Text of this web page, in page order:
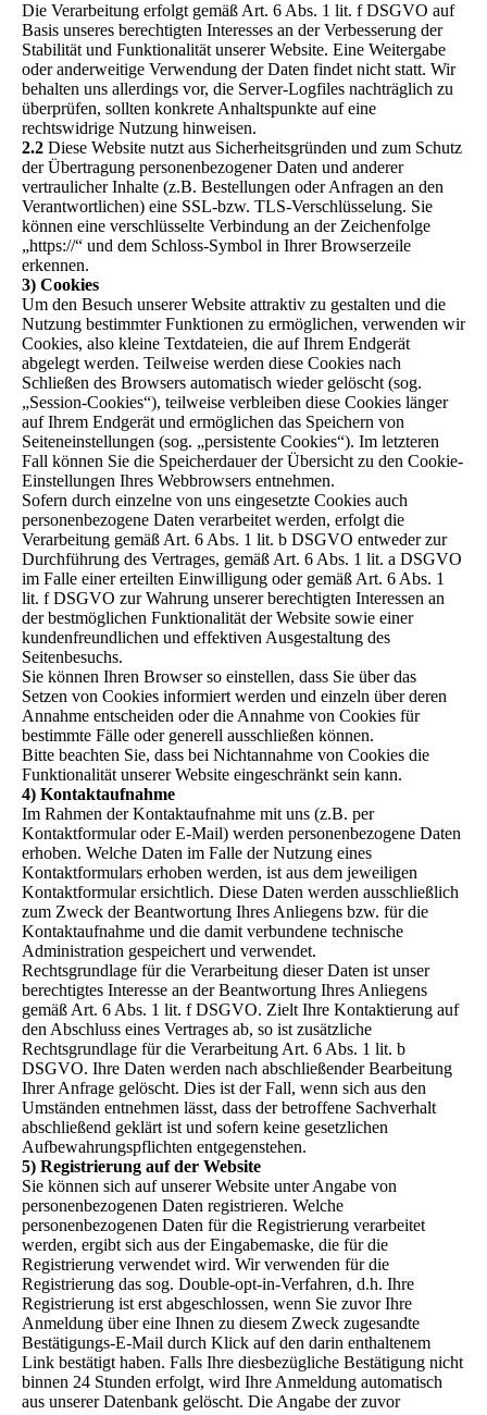
Die Verarbeitung erfolgt gemäß Art. 6 Abs. 1 lit. f DSGVO auf
Basis unseres berechtigten Interesses an der Verbesserung der
Stabilität und Funktionalität unserer Website. Eine Weitergabe
oder anderweitige Verwendung der Daten findet nicht statt. Wir
behalten uns allerdings vor, die Server-Logfiles nachträglich zu
überprüfen, sollten konkrete Anhaltspunkte auf eine
rechtswidrige Nutzung hinweisen.
2.2 Diese Website nutzt aus Sicherheitsgründen und zum Schutz
der Übertragung personenbezogener Daten und anderer
vertraulicher Inhalte (z.B. Bestellungen oder Anfragen an den
Verantwortlichen) eine SSL-bzw. TLS-Verschlüsselung. Sie
können eine verschlüsselte Verbindung an der Zeichenfolge
„https://“ und dem Schloss-Symbol in Ihrer Browserzeile
erkennen.
3) Cookies
Um den Besuch unserer Website attraktiv zu gestalten und die
Nutzung bestimmter Funktionen zu ermöglichen, verwenden wir
Cookies, also kleine Textdateien, die auf Ihrem Endgerät
abgelegt werden. Teilweise werden diese Cookies nach
Schließen des Browsers automatisch wieder gelöscht (sog.
„Session-Cookies“), teilweise verbleiben diese Cookies länger
auf Ihrem Endgerät und ermöglichen das Speichern von
Seiteneinstellungen (sog. „persistente Cookies“). Im letzteren
Fall können Sie die Speicherdauer der Übersicht zu den Cookie-
Einstellungen Ihres Webbrowsers entnehmen.
Sofern durch einzelne von uns eingesetzte Cookies auch
personenbezogene Daten verarbeitet werden, erfolgt die
Verarbeitung gemäß Art. 6 Abs. 1 lit. b DSGVO entweder zur
Durchführung des Vertrages, gemäß Art. 6 Abs. 1 lit. a DSGVO
im Falle einer erteilten Einwilligung oder gemäß Art. 6 Abs. 1
lit. f DSGVO zur Wahrung unserer berechtigten Interessen an
der bestmöglichen Funktionalität der Website sowie einer
kundenfreundlichen und effektiven Ausgestaltung des
Seitenbesuchs.
Sie können Ihren Browser so einstellen, dass Sie über das
Setzen von Cookies informiert werden und einzeln über deren
Annahme entscheiden oder die Annahme von Cookies für
bestimmte Fälle oder generell ausschließen können.
Bitte beachten Sie, dass bei Nichtannahme von Cookies die
Funktionalität unserer Website eingeschränkt sein kann.
4) Kontaktaufnahme
Im Rahmen der Kontaktaufnahme mit uns (z.B. per
Kontaktformular oder E-Mail) werden personenbezogene Daten
erhoben. Welche Daten im Falle der Nutzung eines
Kontaktformulars erhoben werden, ist aus dem jeweiligen
Kontaktformular ersichtlich. Diese Daten werden ausschließlich
zum Zweck der Beantwortung Ihres Anliegens bzw. für die
Kontaktaufnahme und die damit verbundene technische
Administration gespeichert und verwendet.
Rechtsgrundlage für die Verarbeitung dieser Daten ist unser
berechtigtes Interesse an der Beantwortung Ihres Anliegens
gemäß Art. 6 Abs. 1 lit. f DSGVO. Zielt Ihre Kontaktierung auf
den Abschluss eines Vertrages ab, so ist zusätzliche
Rechtsgrundlage für die Verarbeitung Art. 6 Abs. 1 lit. b
DSGVO. Ihre Daten werden nach abschließender Bearbeitung
Ihrer Anfrage gelöscht. Dies ist der Fall, wenn sich aus den
Umständen entnehmen lässt, dass der betroffene Sachverhalt
abschließend geklärt ist und sofern keine gesetzlichen
Aufbewahrungspflichten entgegenstehen.
5) Registrierung auf der Website
Sie können sich auf unserer Website unter Angabe von
personenbezogenen Daten registrieren. Welche
personenbezogenen Daten für die Registrierung verarbeitet
werden, ergibt sich aus der Eingabemaske, die für die
Registrierung verwendet wird. Wir verwenden für die
Registrierung das sog. Double-opt-in-Verfahren, d.h. Ihre
Registrierung ist erst abgeschlossen, wenn Sie zuvor Ihre
Anmeldung über eine Ihnen zu diesem Zweck zugesandte
Bestätigungs-E-Mail durch Klick auf den darin enthaltenem
Link bestätigt haben. Falls Ihre diesbezügliche Bestätigung nicht
binnen 24 Stunden erfolgt, wird Ihre Anmeldung automatisch
aus unserer Datenbank gelöscht. Die Angabe der zuvor